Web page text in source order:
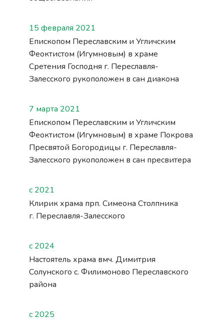
15 февраля 2021
Епископом Переславским и Угличским
Феоктистом (Игумновым) в храме
Сретения Господня г. Переславля-
Залесского рукоположен в сан диакона
7 марта 2021
Епископом Переславским и Угличским
Феоктистом (Игумновым) в храме Покрова
Пресвятой Богородицы г. Переславля-
Залесского рукоположен в сан пресвитера
с 2021
Клирик храма прп. Симеона Столпника
г. Переславля-Залесского
с 2024
Настоятель храма вмч. Димитрия
Солунского с. Филимоново Переславского
района
с 2025